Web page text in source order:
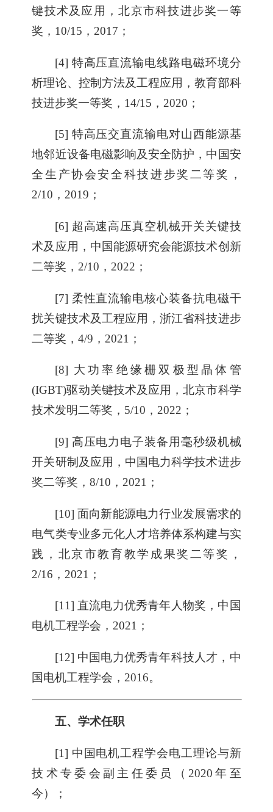
键技术及应用，北京市科技进步奖一等
奖，10/15，2017；
[4] 特高压直流输电线路电磁环境分
析理论、控制方法及工程应用，教育部科
技进步奖一等奖，14/15，2020；
[5] 特高压交直流输电对山西能源基
地邻近设备电磁影响及安全防护，中国安
全生产协会安全科技进步奖二等奖，
2/10，2019；
[6] 超高速高压真空机械开关关键技
术及应用，中国能源研究会能源技术创新
二等奖，2/10，2022；
[7] 柔性直流输电核心装备抗电磁干
扰关键技术及工程应用，浙江省科技进步
二等奖，4/9，2021；
[8] 大功率绝缘栅双极型晶体管
(IGBT)驱动关键技术及应用，北京市科学
技术发明二等奖，5/10，2022；
[9] 高压电力电子装备用毫秒级机械
开关研制及应用，中国电力科学技术进步
奖二等奖，8/10，2021；
[10] 面向新能源电力行业发展需求的
电气类专业多元化人才培养体系构建与实
践，北京市教育教学成果奖二等奖，
2/16，2021；
[11] 直流电力优秀青年人物奖，中国
电机工程学会，2021；
[12] 中国电力优秀青年科技人才，中
国电机工程学会，2016。
五、学术任职
[1] 中国电机工程学会电工理论与新
技术专委会副主任委员（2020年至
今）；